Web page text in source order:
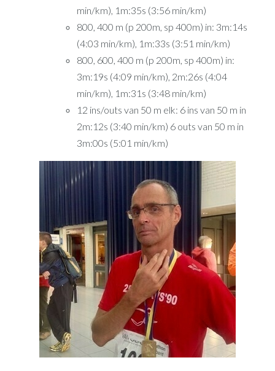
min/km), 1m:35s (3:56 min/km)
800, 400 m (p 200m, sp 400m) in: 3m:14s
(4:03 min/km), 1m:33s (3:51 min/km)
800, 600, 400 m (p 200m, sp 400m) in:
3m:19s (4:09 min/km), 2m:26s (4:04
min/km), 1m:31s (3:48 min/km)
12 ins/outs van 50 m elk: 6 ins van 50 m in
2m:12s (3:40 min/km) 6 outs van 50 m in
3m:00s (5:01 min/km)